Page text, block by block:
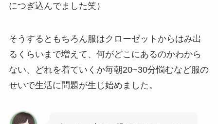
につぎ込んでました笑）
そうするともちろん服はクローゼットからはみ出
るくらいまで増えて、何がどこにあるのかわから
ない、どれを着ていくか毎朝20~30分悩むなど服の
せいで生活に問題が生じ始めました。